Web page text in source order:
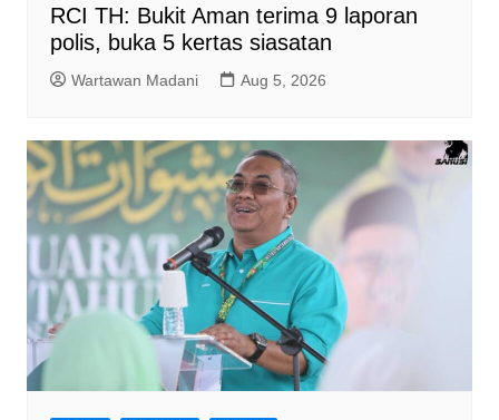
RCI TH: Bukit Aman terima 9 laporan
polis, buka 5 kertas siasatan
Wartawan Madani Aug 5, 2026